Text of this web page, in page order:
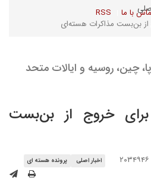
با ما RSS
از بن‌بست مذاکرات هسته‌ای
چین، روسیه و ایالات متحد
برای خروج از بن‌بست
اخبار اصلی پرونده هسته ای